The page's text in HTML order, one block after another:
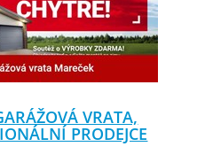
VRATA,
PRODEJCE